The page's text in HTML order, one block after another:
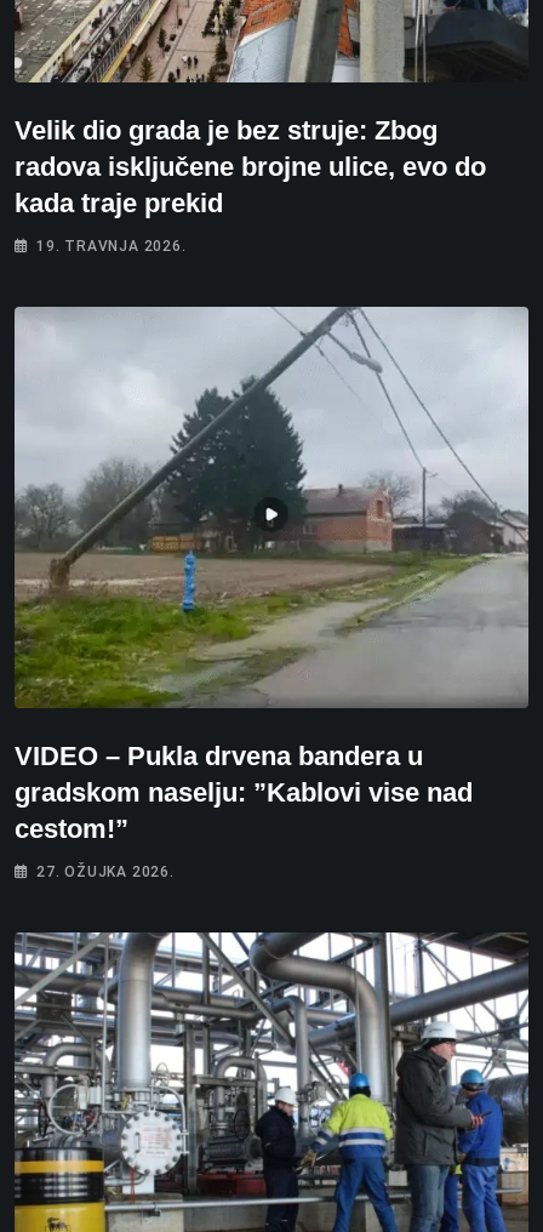
Velik dio grada je bez struje: Zbog
radova isključene brojne ulice, evo do
kada traje prekid
19. TRAVNJA 2026.
VIDEO – Pukla drvena bandera u
gradskom naselju: ”Kablovi vise nad
cestom!”
27. OŽUJKA 2026.